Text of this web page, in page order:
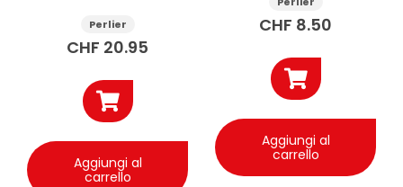
5.00
su 5
Perlier
CHF 20.95
Aggiungi al
carrello
CHF 8.50
Aggiungi al
carrello